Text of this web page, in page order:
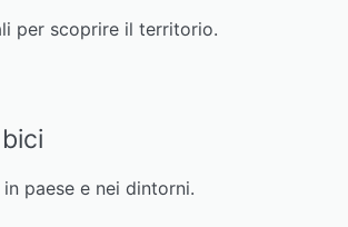
per scoprire il territorio.
paese e nei dintorni.